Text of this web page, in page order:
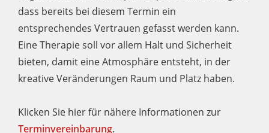
dass bereits bei diesem Termin ein
entsprechendes Vertrauen gefasst werden kann.
Eine Therapie soll vor allem Halt und Sicherheit
bieten, damit eine Atmosphäre entsteht, in der
kreative Veränderungen Raum und Platz haben.
Klicken Sie hier für nähere Informationen zur
Terminvereinbarung.